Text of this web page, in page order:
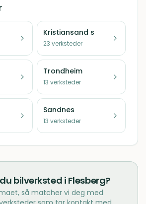
Kristiansand s
23 verksteder
Trondheim
13 verksteder
Sandnes
13 verksteder
bilverksted i Flesberg?
så matcher vi deg med